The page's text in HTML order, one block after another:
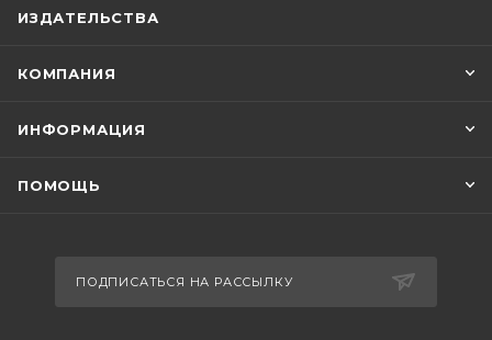
ИЗДАТЕЛЬСТВА
КОМПАНИЯ
ИНФОРМАЦИЯ
ПОМОЩЬ
ПОДПИСАТЬСЯ НА РАССЫЛКУ